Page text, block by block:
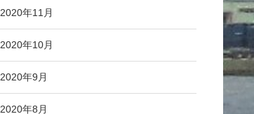
2020年11月
2020年10月
2020年9月
2020年8月